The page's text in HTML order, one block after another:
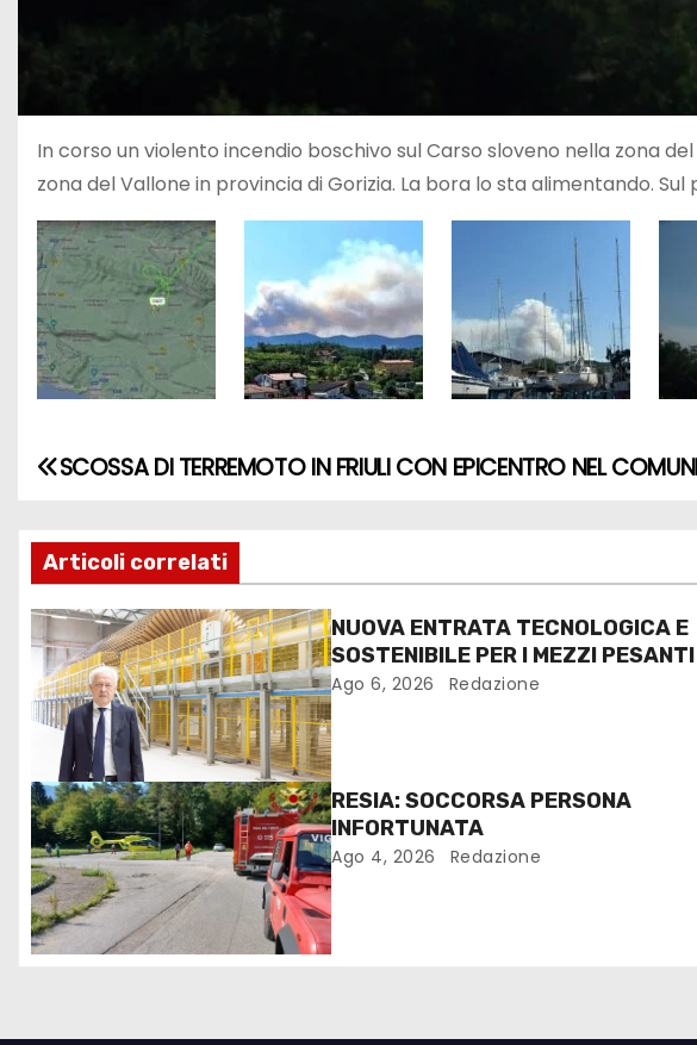
In corso un violento incendio boschivo sul Carso sloveno nella zona
zona del Vallone in provincia di Gorizia. La bora lo sta alimentando.
SCOSSA DI TERREMOTO IN FRIULI CON EPICENTRO NEL
Articoli correlati
NUOVA ENTRATA TECNOLOGICA E
SOSTENIBILE PER I MEZZI
FANTONI DI OSOPPO
Ago 6, 2026 Redazione
RESIA: SOCCORSA PERSONA
INFORTUNATA
Ago 4, 2026 Redazione